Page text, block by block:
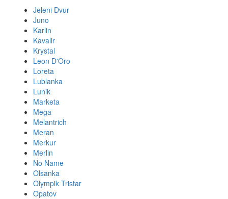
Jeleni Dvur
Juno
Karlin
Kavalir
Krystal
Leon D'Oro
Loreta
Lublanka
Lunik
Marketa
Mega
Melantrich
Meran
Merkur
Merlin
No Name
Olsanka
Olympik Tristar
Opatov